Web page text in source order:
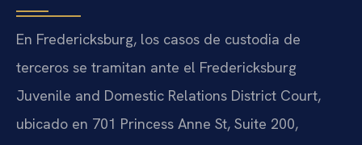
En Fredericksburg, los casos de custodia de
terceros se tramitan ante el Fredericksburg
Juvenile and Domestic Relations District Court,
ubicado en 701 Princess Anne St, Suite 200,